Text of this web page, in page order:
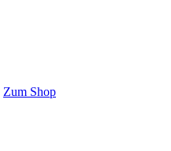
Zum Shop